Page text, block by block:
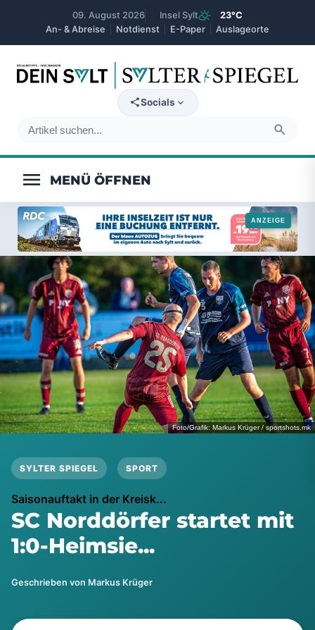
09. August 2026 Insel Syltpartly_cloudy_day
23°C
An- & Abreise
Notdienst E-Paper Auslageorte
search
Socials expand_more
menu
Foto/Grafik: Markus Krüger / sportshots.mk
SYLTER SPIEGEL SPORT
Saisonauftakt in der Kreisk...
SC Norddörfer startet mit
1:0-Heimsie...
Geschrieben von Markus Krüger